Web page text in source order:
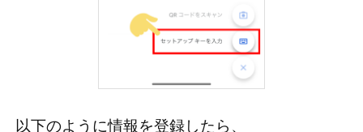
以下のように情報を登録したら、